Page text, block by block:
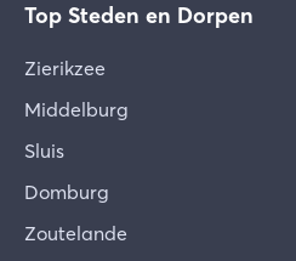
Top Steden en Dorpen
Zierikzee
Middelburg
Sluis
Domburg
Zoutelande